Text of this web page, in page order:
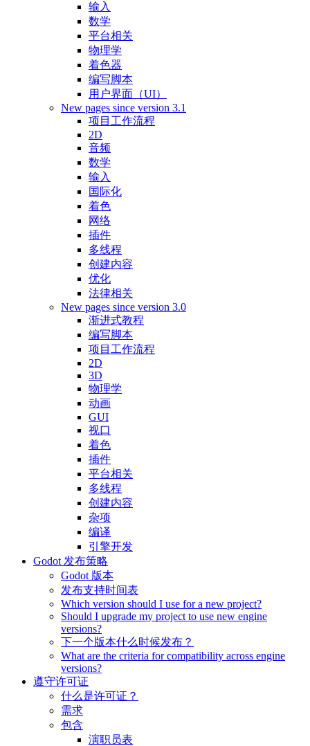
输入
数学
平台相关
物理学
着色器
编写脚本
用户界面（UI）
New pages since version 3.1
项目工作流程
2D
音频
数学
输入
国际化
着色
网络
插件
多线程
创建内容
优化
法律相关
New pages since version 3.0
渐进式教程
编写脚本
项目工作流程
2D
3D
物理学
动画
GUI
视口
着色
插件
平台相关
多线程
创建内容
杂项
编译
引擎开发
Godot 发布策略
Godot 版本
发布支持时间表
Which version should I use for a new project?
Should I upgrade my project to use new engine
versions?
下一个版本什么时候发布？
What are the criteria for compatibility across engine
versions?
遵守许可证
什么是许可证？
需求
包含
演职员表